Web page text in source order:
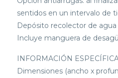
sentidos en un intervalo de
Depósito recolector de
Incluye manguera de
INFORMACIÓN
Dimensiones (ancho x